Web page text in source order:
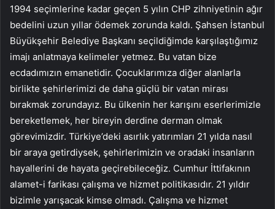
1994 seçimlerine kadar geçen 5 yılın CHP zihniyetinin ağır
bedelini uzun yıllar ödemek zorunda kaldı. Şahsen İstanbul
Büyükşehir Belediye Başkanı seçildiğimde karşılaştığımız
imajı anlatmaya kelimeler yetmez. Bu vatan bize
ecdadımızın emanetidir. Çocuklarımıza diğer alanlarla
birlikte şehirlerimizi de daha güçlü bir vatan mirası
bırakmak zorundayız. Bu ülkenin her karışını eserlerimizle
bereketlemek, her bireyin derdine derman olmak
görevimizdir. Türkiye’deki asırlık yatırımları 21 yılda nasıl
bir araya getirdiysek, şehirlerimizin ve oradaki insanların
hayallerini de hayata geçirebileceğiz. Cumhur İttifakının
alamet-i farikası çalışma ve hizmet politikasıdır. 21 yıldır
bizimle yarışacak kimse olmadı. Çalışma ve hizmet